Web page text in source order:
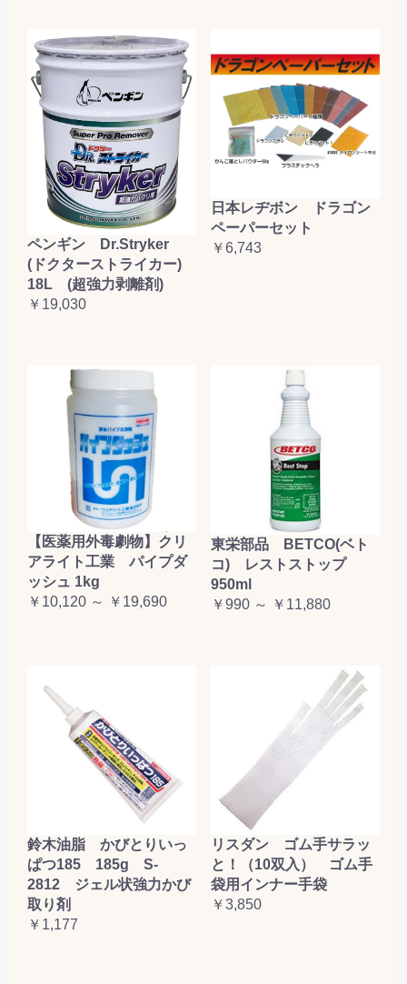
ペンギン Dr.Stryker
(ドクターストライカー)
18L (超強力剥離剤)
￥19,030
日本レヂボン ドラゴン
ペーパーセット
￥6,743
【医薬用外毒劇物】クリ
アライト工業 パイプダ
ッシュ 1kg
￥10,120 ～ ￥19,690
東栄部品 BETCO(ベト
コ) レストストップ
950ml
￥990 ～ ￥11,880
鈴木油脂 かびとりいっ
ぱつ185 185g S-
2812 ジェル状強力かび
取り剤
￥1,177
リスダン ゴム手サラッ
と！（10双入） ゴム手
袋用インナー手袋
￥3,850